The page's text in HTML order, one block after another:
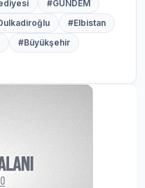
#GÜNDEM
#Elbistan
#Büyükşehir